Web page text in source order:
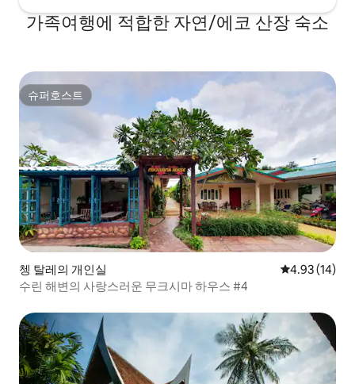
가족여행에 적합한 자연/에코 산장 숙소
슈퍼호스트
슈퍼호스트
쳉 탈레의 개인실 평점 4.93점
4.93 (14)
수린 해변의 사랑스러운 무크시마 하우스 #4